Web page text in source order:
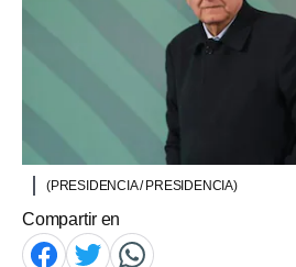
(PRESIDENCIA / PRESIDENCIA)
Compartir en